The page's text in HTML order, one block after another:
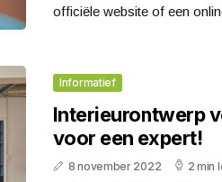
officiële website of een
Informatief
Interieurontwerp
voor een expert!
8 november 2022 2 min